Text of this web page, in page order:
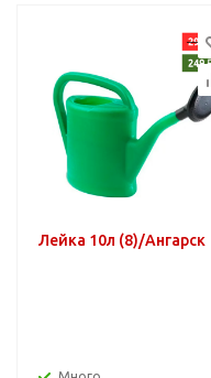
Лейка 10л (8)/Ангарск